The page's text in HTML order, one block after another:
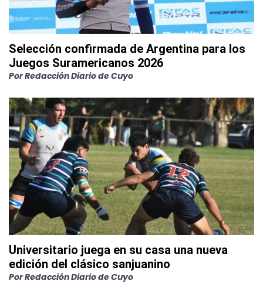
Selección confirmada de Argentina para los
Juegos Suramericanos 2026
PorRedacción Diario de Cuyo
Universitario juega en su casa una nueva
edición del clásico sanjuanino
PorRedacción Diario de Cuyo